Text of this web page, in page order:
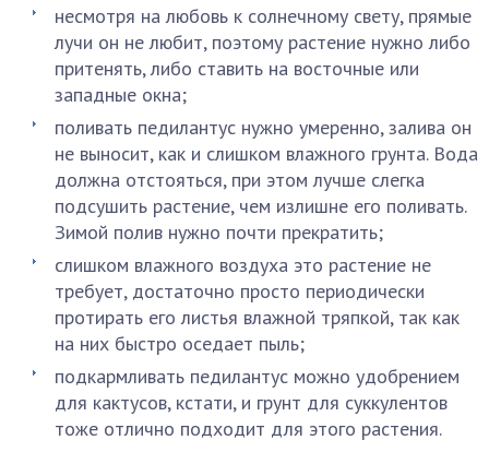
несмотря на любовь к солнечному свету, прямые
лучи он не любит, поэтому растение нужно либо
притенять, либо ставить на восточные или
западные окна;
поливать педилантус нужно умеренно, залива он
не выносит, как и слишком влажного грунта. Вода
должна отстояться, при этом лучше слегка
подсушить растение, чем излишне его поливать.
Зимой полив нужно почти прекратить;
слишком влажного воздуха это растение не
требует, достаточно просто периодически
протирать его листья влажной тряпкой, так как
на них быстро оседает пыль;
подкармливать педилантус можно удобрением
для кактусов, кстати, и грунт для суккулентов
тоже отлично подходит для этого растения.